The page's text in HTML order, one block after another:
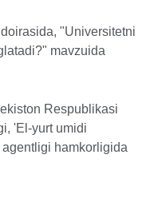
"Universitetni
mavzuida
Respublikasi
'El-yurt umidi
hamkorligida